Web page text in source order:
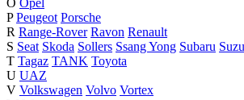
O Opel
P Peugeot Porsche
R Range-Rover Ravon Renault
S Seat Skoda Sollers Ssang Yong Subaru
T Tagaz TANK Toyota
U UAZ
V Volkswagen Volvo Vortex